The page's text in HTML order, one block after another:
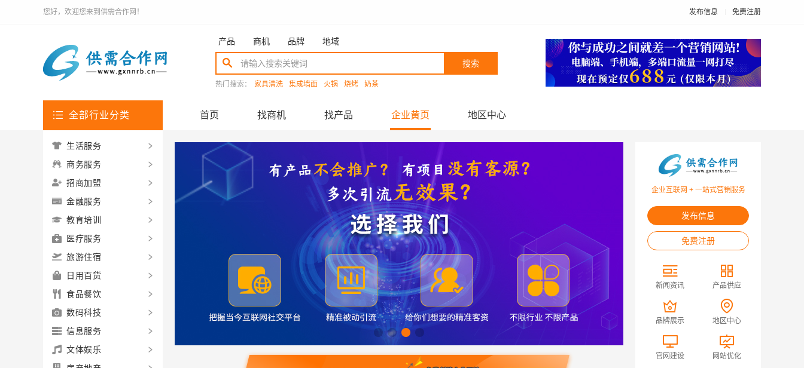
您好，欢迎您来到供需合作网！ 发布信息 免费注册
产品 商机 品牌 地域
搜索
热门搜索： 家具清洗 集成墙面 火锅 烧烤 奶茶
全部行业分类 首页 找商机 找产品 企业黄页 地区中心
企业互联网 + 一站式营销服务
发布信息
免费注册
新闻资讯 产品供应
品牌展示 地区中心
官网建设 网站优化
生活服务
商务服务
招商加盟
金融服务
教育培训
医疗服务
旅游住宿
日用百货
食品餐饮
数码科技
信息服务
文体娱乐